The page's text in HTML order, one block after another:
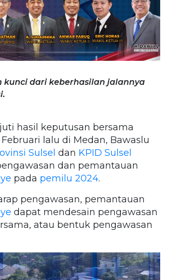
kunci dari keberhasilan jalannya
hasil keputusan bersama
lalu di Medan, Bawaslu
Sulsel dan KPID Sulsel
dan pemantauan
pada pemilu 2024.
pengawasan, pemantauan
dapat mendesain pengawasan
atau bentuk pengawasan